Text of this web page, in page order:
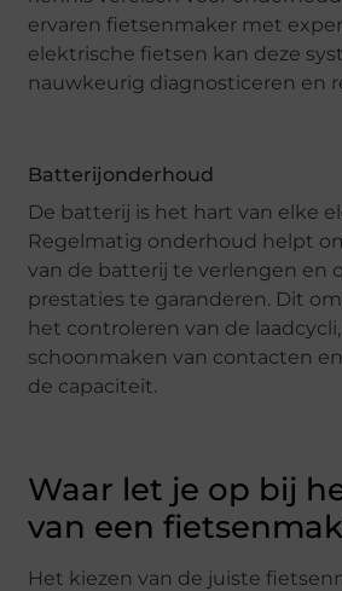
ervaren fietsenmaker met
elektrische fietsen kan deze
nauwkeurig diagnosticeren en
Batterijonderhoud
De batterij is het hart van elke
Regelmatig onderhoud helpt
van de batterij te verlengen en
prestaties te garanderen. Dit
het controleren van de
schoonmaken van contacten
de capaciteit.
Waar let je op bij
van een
Het kiezen van de juiste